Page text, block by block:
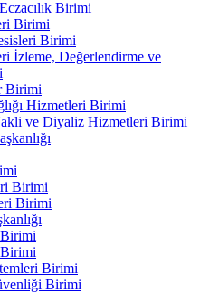
Birimi
Birimi
Birimi
İzleme, Değerlendirme ve
Birimi
Hizmetleri Birimi
ve Diyaliz Hizmetleri Birimi
Birimi
Birimi
Birimi
Birimi